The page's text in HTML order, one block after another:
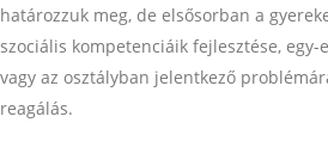
határozzuk meg, de elsősorban a
szociális kompetenciáik fejlesztése,
vagy az osztályban jelentkező
reagálás.